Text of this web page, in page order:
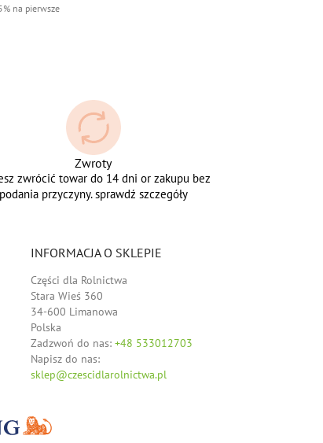
na pierwsze
Zwroty
zwrócić towar do 14 dni or zakupu bez
podania przyczyny. sprawdź szczegóły
INFORMACJA O SKLEPIE
Części dla Rolnictwa
Stara Wieś 360
34-600 Limanowa
Polska
Zadzwoń do nas: +48 533012703
Napisz do nas:
sklep@czescidlarolnictwa.pl